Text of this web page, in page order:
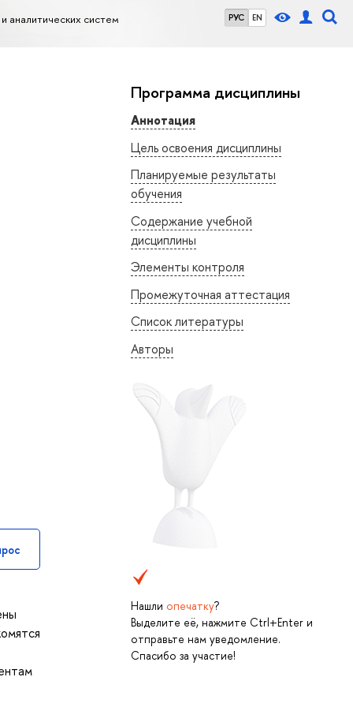
РУС EN
систем
Программа дисциплины
Аннотация
Цель освоения дисциплины
Планируемые результаты
обучения
Содержание учебной
дисциплины
Элементы контроля
Промежуточная аттестация
Список литературы
Авторы
Нашли опечатку?
Выделите её, нажмите Ctrl+Enter и
отправьте нам уведомление.
Спасибо за участие!